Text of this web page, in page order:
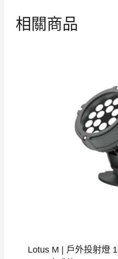
相關商品
Lotus M | 戶外投射燈